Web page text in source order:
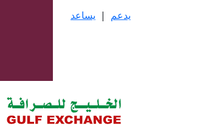
يدعم | يساعد